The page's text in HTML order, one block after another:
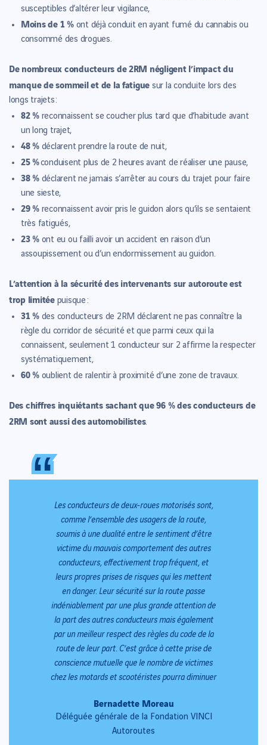
susceptibles d’altérer leur vigilance,
Moins de 1 %ont déjà conduit en ayant fumé du cannabis ou
consommé des drogues.
De nombreux conducteurs de 2RM négligent l’impact du
manque de sommeil et de la fatigue sur la conduite lors des
longs trajets :
82 %reconnaissent se coucher plus tard que d’habitude avant
un long trajet,
48 %déclarent prendre la route de nuit,
25 %conduisent plus de 2 heures avant de réaliser une pause,
38 %déclarent ne jamais s’arrêter au cours du trajet pour faire
une sieste,
29 %reconnaissent avoir pris le guidon alors qu’ils se sentaient
très fatigués,
23 %ont eu ou failli avoir un accident en raison d’un
assoupissement ou d’un endormissement au guidon.
L’attention à la sécurité des intervenants sur autoroute est
trop limitéepuisque :
31 %des conducteurs de 2RM déclarent ne pas connaître la
règle du corridor de sécurité et que parmi ceux qui la
connaissent, seulement 1 conducteur sur 2 affirme la respecter
systématiquement,
60 %oublient de ralentir à proximité d’une zone de travaux.
Des chiffres inquiétants sachant que 96 % des conducteurs de
2RM sont aussi des automobilistes.
“
“Les conducteurs de deux-roues motorisés sont,
comme l’ensemble des usagers de la route,
soumis à une dualité entre le sentiment d’être
victime du mauvais comportement des autres
conducteurs, effectivement trop fréquent, et
leurs propres prises de risques qui les mettent
en danger. Leur sécurité sur la route passe
indéniablement par une plus grande attention de
la part des autres conducteurs mais également
par un meilleur respect des règles du code de la
route de leur part. C’est grâce à cette prise de
conscience mutuelle que le nombre de victimes
chez les motards et scootéristes pourra diminuer
Bernadette Moreau
Déléguée générale de la Fondation VINCI
Autoroutes